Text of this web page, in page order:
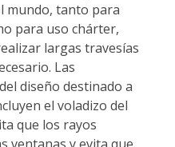
mundo, tanto para
para uso chárter,
largas travesías
Las
diseño destinado a
el voladizo del
que los rayos